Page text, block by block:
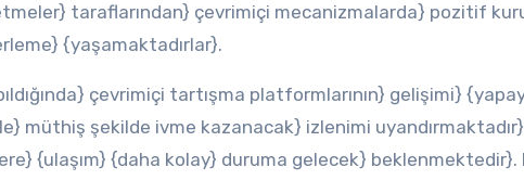
taraflarından} çevrimiçi mecanizmalarda} pozitif
{yaşamaktadırlar}.
çevrimiçi tartışma platformlarının} gelişimi}
müthiş şekilde ivme kazanacak} izlenimi
{ulaşım} {daha kolay} duruma gelecek} beklenmektedir}.